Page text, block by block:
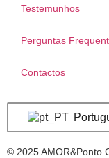
Testemunhos
Perguntas
Contactos
© 2025 AMOR&Ponto